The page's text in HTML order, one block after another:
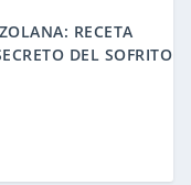
RECETA
DEL SOFRITO